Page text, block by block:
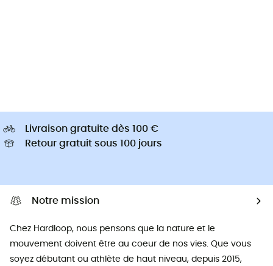
Livraison gratuite dès 100 €
Retour gratuit sous 100 jours
Notre mission
Chez Hardloop, nous pensons que la nature et le
mouvement doivent être au coeur de nos vies. Que vous
soyez débutant ou athlète de haut niveau, depuis 2015,